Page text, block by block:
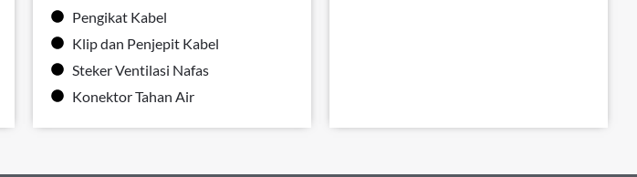
Pengikat Kabel
Klip dan Penjepit Kabel
Steker Ventilasi Nafas
Konektor Tahan Air